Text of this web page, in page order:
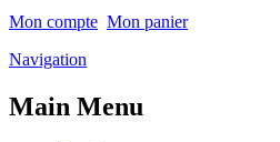
Mon compte Mon panier
Navigation
Main Menu